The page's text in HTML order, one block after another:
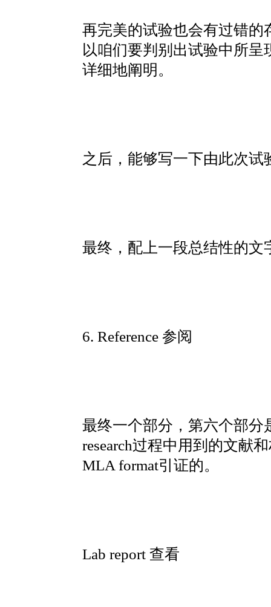
再完美的试验也会有过错的
以咱们要判别出试验中所呈
详细地阐明。
之后，能够写一下由此次
最终，配上一段总结性的文
6. Reference 参阅
最终一个部分，第六个部分
research过程中用到的文献
MLA format引证的。
Lab report 查看